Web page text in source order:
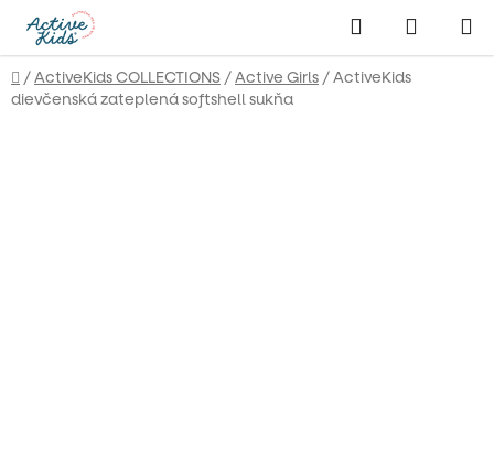
obsah
Hľadať
KOŠÍK
Domov
/ActiveKids COLLECTIONS/Active Girls/ActiveKids
dievčenská zateplená softshell sukňa